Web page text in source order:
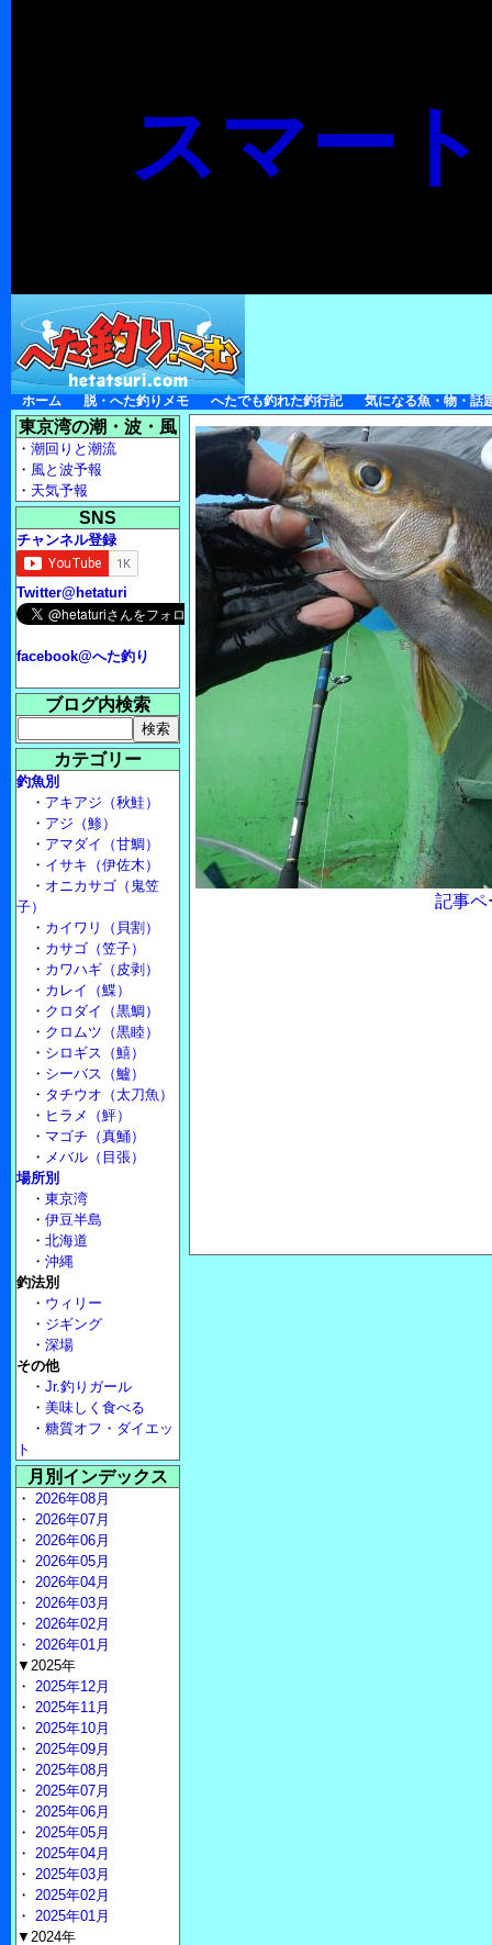
スマー
ホーム 脱・へた釣りメモ へたでも釣れた釣行記 気になる魚・物・話
記事ペ
東京湾の潮・波・風
・ 潮回りと潮流
・ 風と波予報
・ 天気予報
SNS
チャンネル登録
Twitter@hetaturi
facebook@へた釣り
ブログ内検索
カテゴリー
釣魚別
・ アキアジ（秋鮭）
・ アジ（鯵）
・ アマダイ（甘鯛）
・ イサキ（伊佐木）
・ オニカサゴ（鬼笠
子）
・ カイワリ（貝割）
・ カサゴ（笠子）
・ カワハギ（皮剥）
・ カレイ（鰈）
・ クロダイ（黒鯛）
・ クロムツ（黒睦）
・ シロギス（鱚）
・ シーバス（鱸）
・ タチウオ（太刀魚）
・ ヒラメ（鮃）
・ マゴチ（真鯒）
・ メバル（目張）
場所別
・ 東京湾
・ 伊豆半島
・ 北海道
・ 沖縄
釣法別
・ ウィリー
・ ジギング
・ 深場
その他
・ Jr.釣りガール
・ 美味しく食べる
・ 糖質オフ・ダイエッ
ト
月別インデックス
・ 2026年08月
・ 2026年07月
・ 2026年06月
・ 2026年05月
・ 2026年04月
・ 2026年03月
・ 2026年02月
・ 2026年01月
▼2025年
・ 2025年12月
・ 2025年11月
・ 2025年10月
・ 2025年09月
・ 2025年08月
・ 2025年07月
・ 2025年06月
・ 2025年05月
・ 2025年04月
・ 2025年03月
・ 2025年02月
・ 2025年01月
▼2024年